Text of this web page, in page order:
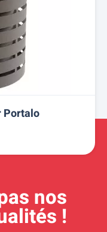
Portalo
nos
!